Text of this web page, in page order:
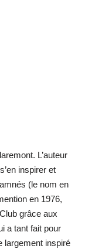
L’auteur
inspirer et
(le nom en
en 1976,
grâce aux
a tant fait pour
largement inspiré